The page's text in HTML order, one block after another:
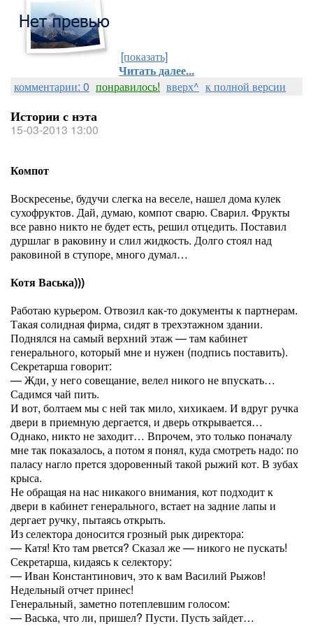
[показать]
Читать далее...
комментарии: 0 понравилось! вверх^ к полной версии
Истории с нэта
15-03-2013 13:00
Компот
Воскресенье, будучи слегка на веселе, нашел дома кулек
сухофруктов. Дай, думаю, компот сварю. Сварил. Фрукты
все равно никто не будет есть, решил отцедить. Поставил
дуршлаг в раковину и слил жидкость. Долго стоял над
раковиной в ступоре, много думал…
Котя Васька)))
Работаю курьером. Отвозил как-то документы к партнерам.
Такая солидная фирма, сидят в трехэтажном здании.
Поднялся на самый верхний этаж — там кабинет
генерального, который мне и нужен (подпись поставить).
Секретарша говорит:
— Жди, у него совещание, велел никого не впускать…
Садимся чай пить.
И вот, болтаем мы с ней так мило, хихикаем. И вдруг ручка
двери в приемную дергается, и дверь открывается…
Однако, никто не заходит… Впрочем, это только поначалу
мне так показалось, а потом я понял, куда смотреть надо: по
паласу нагло прется здоровенный такой рыжий кот. В зубах
крыса.
Не обращая на нас никакого внимания, кот подходит к
двери в кабинет генерального, встает на задние лапы и
дергает ручку, пытаясь открыть.
Из селектора доносится грозный рык директора:
— Катя! Кто там рвется? Сказал же — никого не пускать!
Секретарша, кидаясь к селектору:
— Иван Константинович, это к вам Василий Рыжов!
Недельный отчет принес!
Генеральный, заметно потеплевшим голосом:
— Васька, что ли, пришел? Пусти. Пусть зайдет…